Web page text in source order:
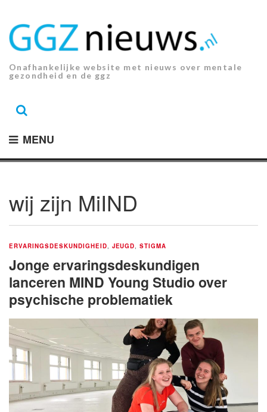
inhoud.
Onafhankelijke website met nieuws over mentale
gezondheid en de ggz
MENU
wij zijn MiIND
ERVARINGSDESKUNDIGHEID JEUGD ,STIGMA
Jonge ervaringsdeskundigen
lanceren MIND Young Studio over
psychische problematiek